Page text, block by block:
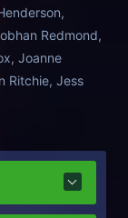
Redmond,
Joanne
Ritchie, Jess